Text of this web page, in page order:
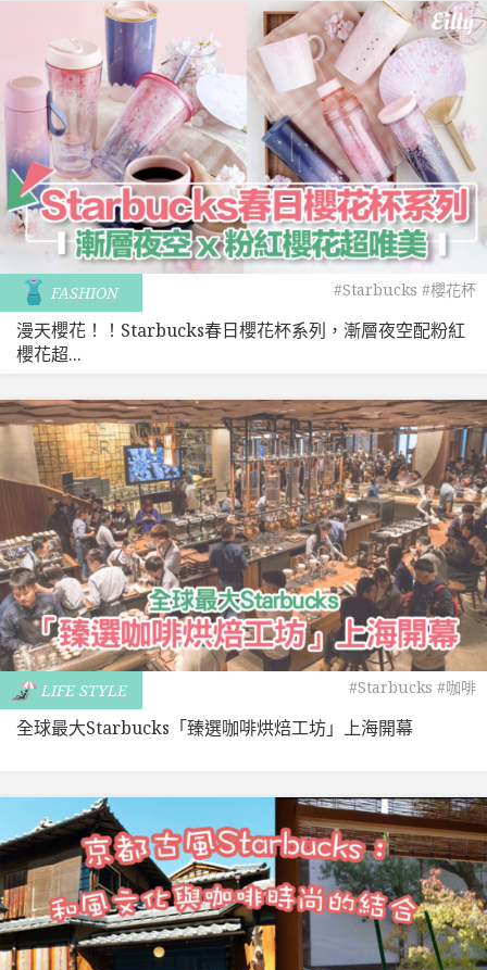
FASHION #Starbucks #櫻花杯
漫天櫻花！！Starbucks春日櫻花杯系列，漸層夜空配粉紅
櫻花超...
LIFE STYLE #Starbucks #咖啡
全球最大Starbucks「臻選咖啡烘焙工坊」上海開幕